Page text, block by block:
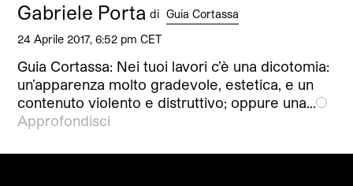
Gabriele Porta di Guia Cortassa
24 Aprile 2017, 6:52 pm CET
Guia Cortassa: Nei tuoi lavori c’è una dicotomia:
un’apparenza molto gradevole, estetica, e un
contenuto violento e distruttivo; oppure una…
Approfondisci